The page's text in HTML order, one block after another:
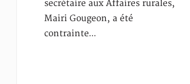
secrétaire aux Affaires rurales,
Mairi Gougeon, a été
contrainte…